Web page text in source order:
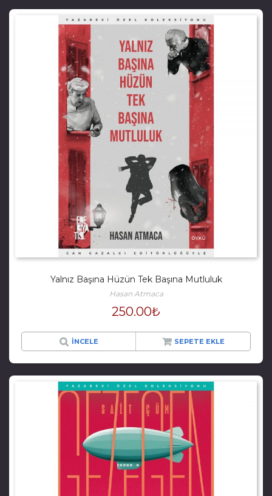
Yalnız Başına Hüzün Tek Başına Mutluluk
Hasan Atmaca
250.00₺
İNCELE SEPETE EKLE